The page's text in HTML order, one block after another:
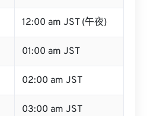
12:00 am JST (午夜)
01:00 am JST
02:00 am JST
03:00 am JST